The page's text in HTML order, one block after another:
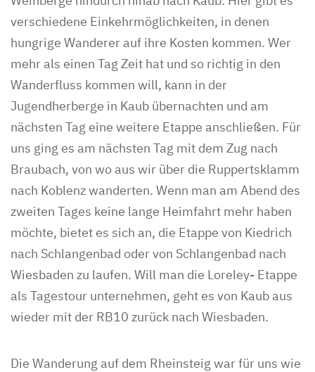
verschiedene Einkehrmöglichkeiten, in denen
hungrige Wanderer auf ihre Kosten kommen. Wer
mehr als einen Tag Zeit hat und so richtig in den
Wanderfluss kommen will, kann in der
Jugendherberge in Kaub übernachten und am
nächsten Tag eine weitere Etappe anschließen. Für
uns ging es am nächsten Tag mit dem Zug nach
Braubach, von wo aus wir über die Ruppertsklamm
nach Koblenz wanderten. Wenn man am Abend des
zweiten Tages keine lange Heimfahrt mehr haben
möchte, bietet es sich an, die Etappe von Kiedrich
nach Schlangenbad oder von Schlangenbad nach
Wiesbaden zu laufen. Will man die Loreley- Etappe
als Tagestour unternehmen, geht es von Kaub aus
wieder mit der RB10 zurück nach Wiesbaden.
Die Wanderung auf dem Rheinsteig war für uns wie